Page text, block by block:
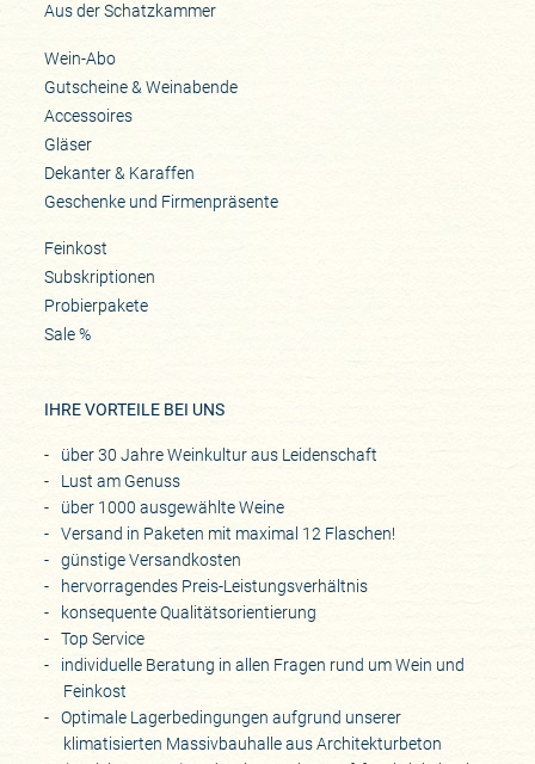
Aus der Schatzkammer
Wein-Abo
Gutscheine & Weinabende
Accessoires
Gläser
Dekanter & Karaffen
Geschenke und Firmenpräsente
Feinkost
Subskriptionen
Probierpakete
Sale %
IHRE VORTEILE BEI UNS
über 30 Jahre Weinkultur aus Leidenschaft
Lust am Genuss
über 1000 ausgewählte Weine
Versand in Paketen mit maximal 12 Flaschen!
günstige Versandkosten
hervorragendes Preis-Leistungsverhältnis
konsequente Qualitätsorientierung
Top Service
individuelle Beratung in allen Fragen rund um Wein und
Feinkost
Optimale Lagerbedingungen aufgrund unserer
klimatisierten Massivbauhalle aus Architekturbeton